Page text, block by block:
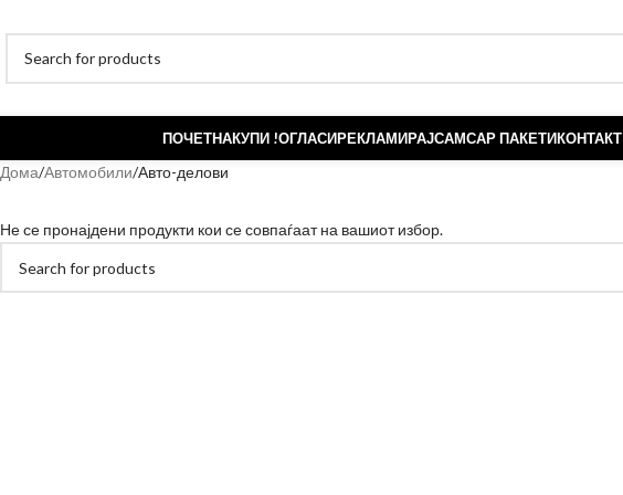
ПОЧЕТНАКУПИ !ОГЛАСИРЕКЛАМИРАЈСАМСАР ПАКЕТИКОНТАКТ
Дома Автомобили Авто-делови
Не се пронајдени продукти кои се совпаѓаат на вашиот избор.